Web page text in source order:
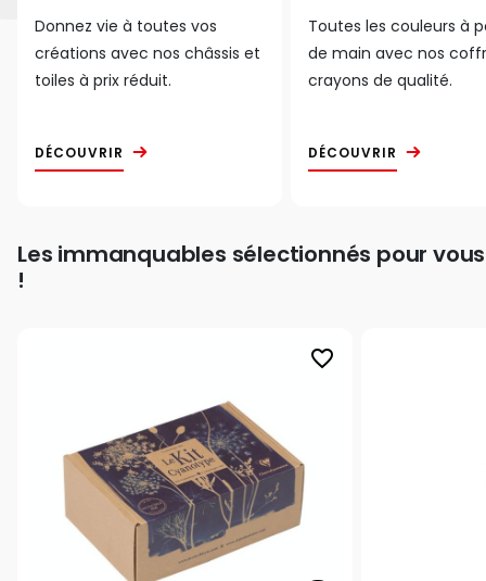
Donnez vie à toutes vos
créations avec nos châssis et
toiles à prix réduit.
DÉCOUVRIR
Toutes les couleurs à
de main avec nos
crayons de qualité.
DÉCOUVRIR
Les immanquables sélectionnés pour vous
!
favorite_border